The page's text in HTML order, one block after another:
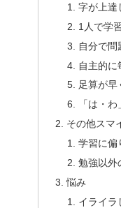
字が上達
1人で学
自分で問
自主的に
足算が早
「は・
その他スマ
学習に偏
勉強以外
悩み
イライラ